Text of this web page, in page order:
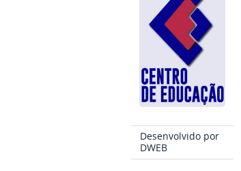
Desenvolvido por
DWEB